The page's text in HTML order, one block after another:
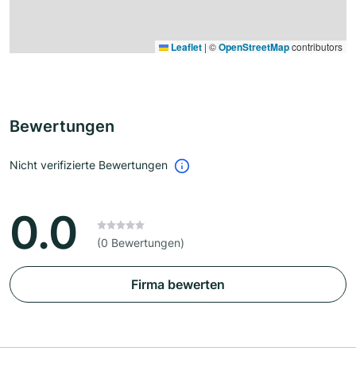
Leaflet | ©OpenStreetMapcontributors
Bewertungen
Nicht verifizierte Bewertungen
0.0 (0 Bewertungen)
Firma bewerten